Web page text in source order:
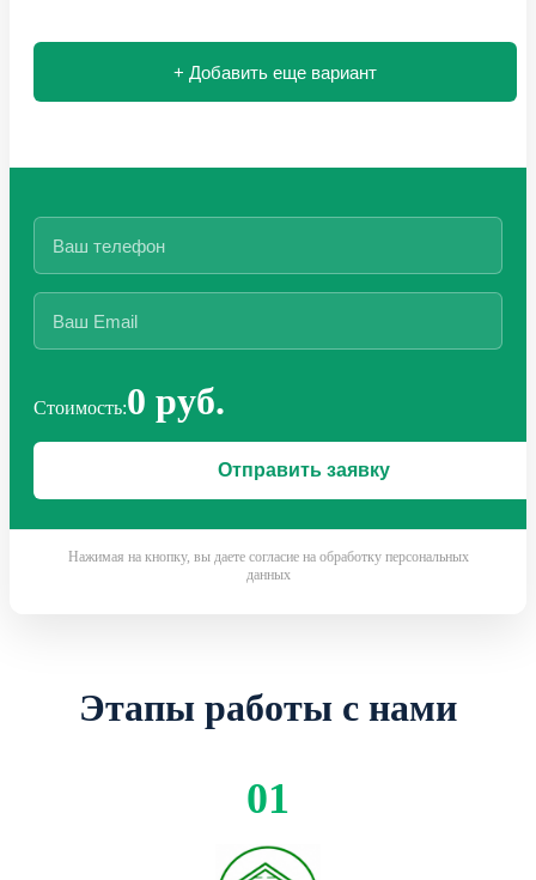
+ Добавить еще вариант
Стоимость:0 руб.
Нажимая на кнопку, вы даете согласие на обработку персональных
данных
Этапы работы с нами